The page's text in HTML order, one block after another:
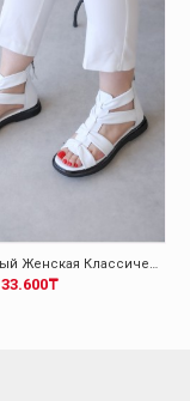
Кожа Белый Женская Классические Сандалии 124ZA116
33.600₸